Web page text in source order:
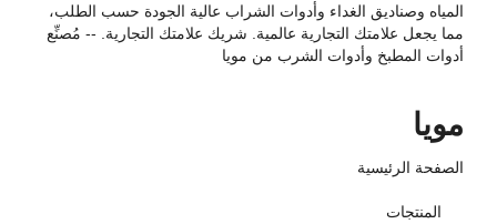
المياه وصناديق الغداء وأدوات الشراب عالية الجودة حسب الطلب،
مما يجعل علامتك التجارية عالمية. شريك علامتك التجارية. -- مُصنِّع
أدوات المطبخ وأدوات الشرب من مويا
مويا
الصفحة الرئيسية
المنتجات